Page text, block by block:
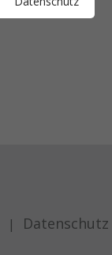
Datenschutz